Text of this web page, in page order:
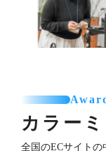
カラー
全国のECサイト